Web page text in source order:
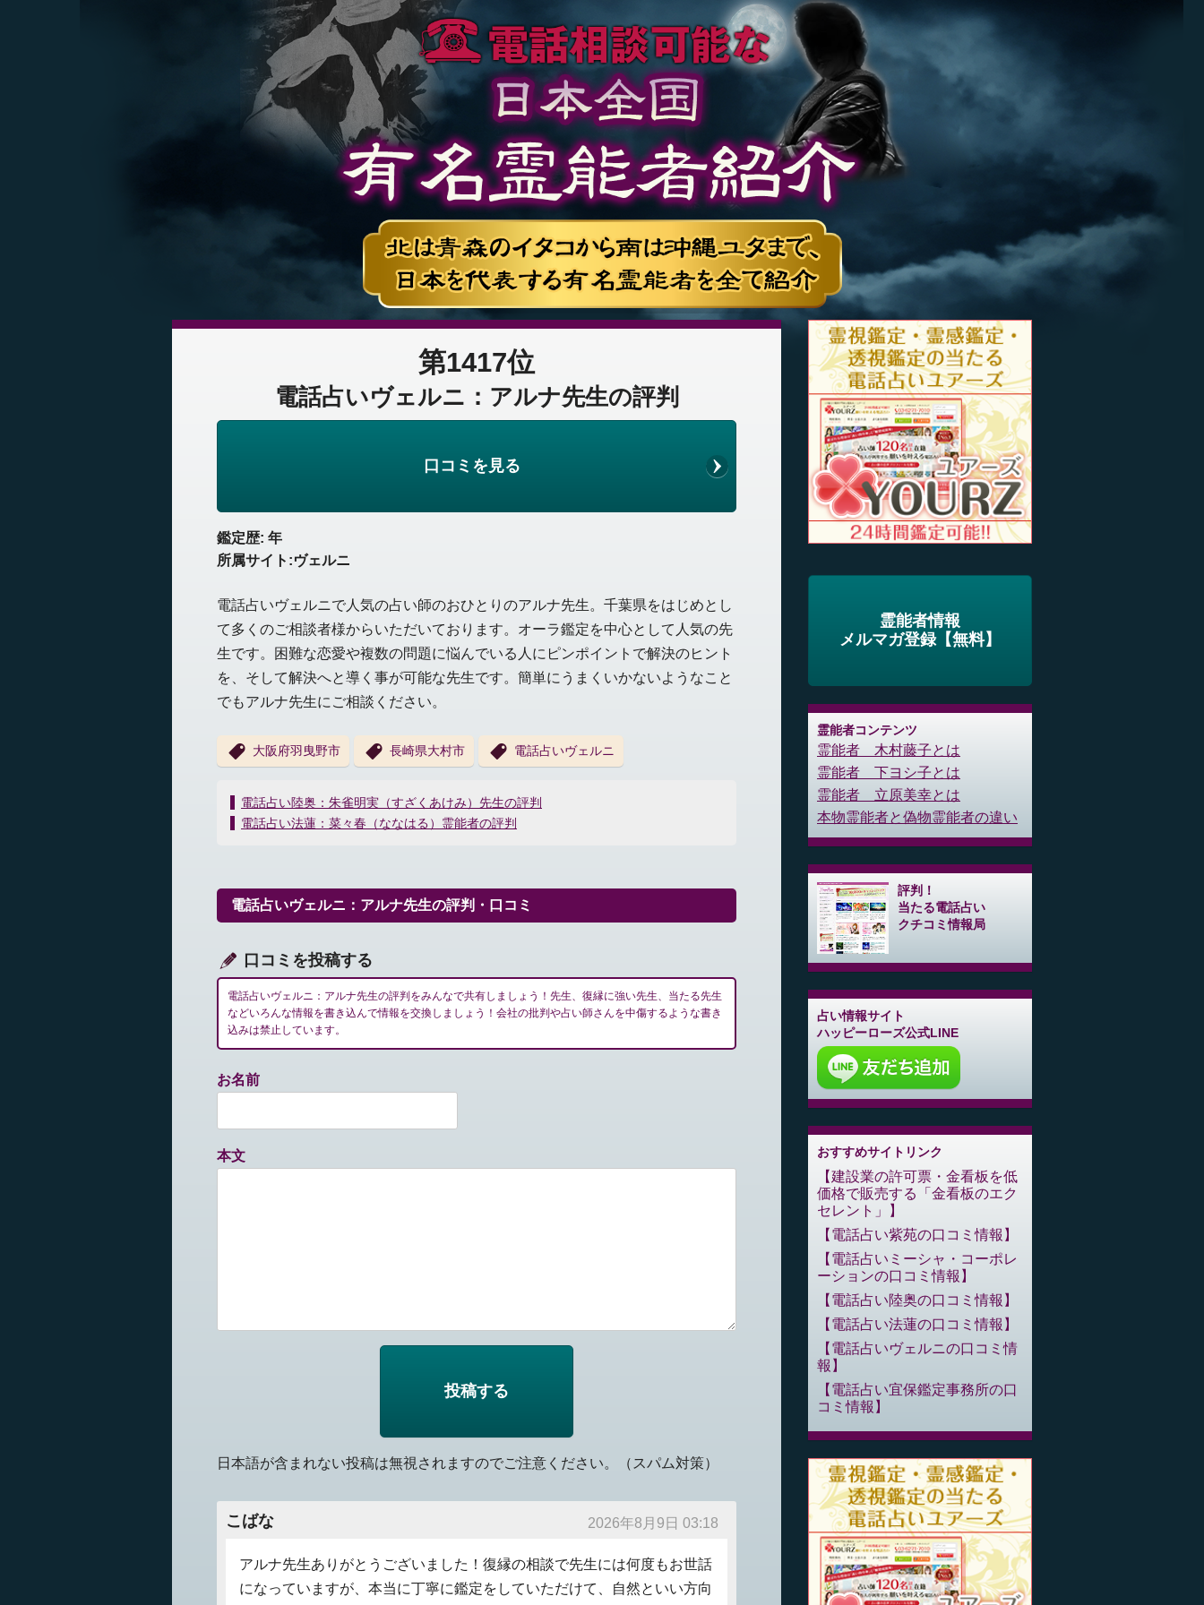
第1417位
電話占いヴェルニ：アルナ先生の評判
口コミを見る
鑑定歴: 年
所属サイト:ヴェルニ
電話占いヴェルニで人気の占い師のおひとりのアルナ先生。千葉県をはじめとし
て多くのご相談者様からいただいております。オーラ鑑定を中心として人気の先
生です。
困難な恋愛や複数の問題に悩んでいる人にピンポイントで解決のヒント
を、 そして解決へと導く事が可能な先生です。簡単にうまくいかないようなこと
でもアルナ先生にご相談ください。
大阪府羽曳野市 長崎県大村市 電話占いヴェルニ
投
稿
ー
シ
ン
電話占い陸奥：朱雀明実（すざくあけみ）先生の評判
電話占い法蓮：菜々春（ななはる）霊能者の評判
電話占いヴェルニ：アルナ先生の評判・口コミ
口コミを投稿する
電話占いヴェルニ：アルナ先生の評判をみんなで共有しましょう！先生、復縁に強い先生、当たる先生
などいろんな情報を書き込んで情報を交換しましょう！会社の批判や占い師さんを中傷するような書き
込みは禁止しています。
お名前
本文
日本語が含まれない投稿は無視されますのでご注意ください。（スパム対策）
こばな 2026年8月9日 03:18
アルナ先生ありがとうございました！復縁の相談で先生には何度もお世話
になっていますが、本当に丁寧に鑑定をしていただけて、自然といい方向
霊能者情報
メルマガ登録【無料】
霊能者コンテンツ
霊能者 木村藤子とは
霊能者 下ヨシ子とは
霊能者 立原美幸とは
本物霊能者と偽物霊能者の違い
評判！
当たる電話占い
クチコミ情報局
占い情報サイト
ハッピーローズ公式LINE
おすすめサイトリンク
建設業の許可票・金看板を低
価格で販売する「金看板のエク
セレント」
電話占い紫苑の口コミ情報
電話占いミーシャ・コーポレ
ーションの口コミ情報
電話占い陸奥の口コミ情報
電話占い法蓮の口コミ情報
電話占いヴェルニの口コミ情
報
電話占い宜保鑑定事務所の口
コミ情報